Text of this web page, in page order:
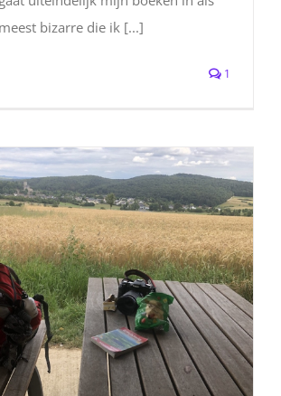
bizarre die ik [...]
1